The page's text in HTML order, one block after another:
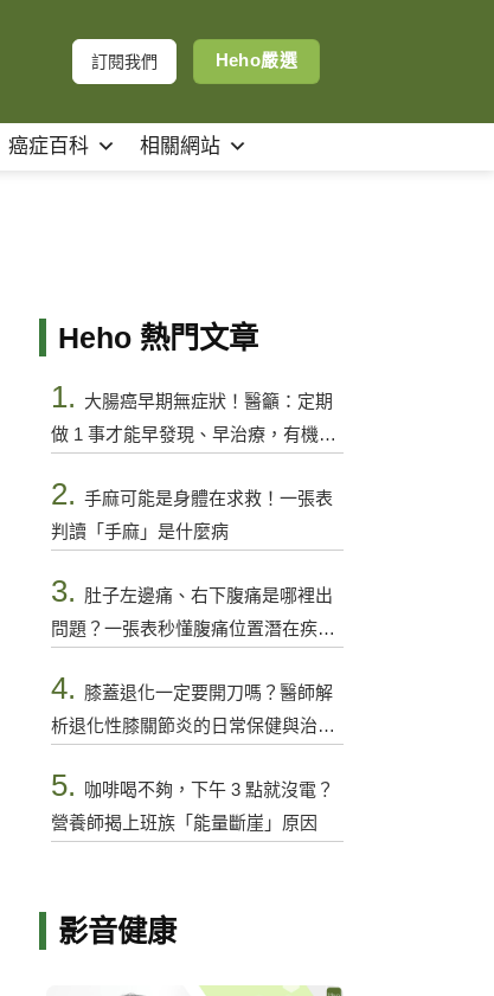
訂閱我們 Heho嚴選
癌症百科 相關網站
Heho 熱門文章
1. 大腸癌早期無症狀！醫籲：定期
做 1 事才能早發現、早治療，有機會
2. 手麻可能是身體在求救！一張表
判讀「手麻」是什麼病
3. 肚子左邊痛、右下腹痛是哪裡出
問題？一張表秒懂腹痛位置潛在疾病
4. 膝蓋退化一定要開刀嗎？醫師解
析退化性膝關節炎的日常保健與治療
5.
咖啡喝不夠，下午 3 點就沒電？
營養師揭上班族「能量斷崖」原因
影音健康